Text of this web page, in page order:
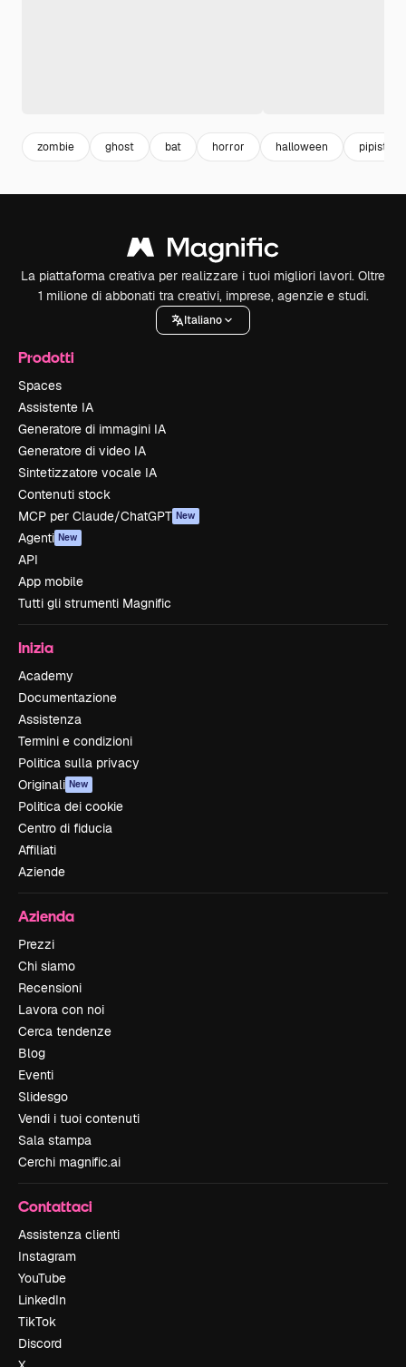
zombie ghost bat horror halloween
La piattaforma creativa per realizzare i tuoi migliori lavori. Oltre
1 milione di abbonati tra creativi, imprese, agenzie e studi.
Italiano
Prodotti
Spaces
Assistente IA
Generatore di immagini IA
Generatore di video IA
Sintetizzatore vocale IA
Contenuti stock
MCP per Claude/ChatGPT New
Agenti New
API
App mobile
Tutti gli strumenti Magnific
Inizia
Academy
Documentazione
Assistenza
Termini e condizioni
Politica sulla privacy
Originali New
Politica dei cookie
Centro di fiducia
Affiliati
Aziende
Azienda
Prezzi
Chi siamo
Recensioni
Lavora con noi
Cerca tendenze
Blog
Eventi
Slidesgo
Vendi i tuoi contenuti
Sala stampa
Cerchi magnific.ai
Contattaci
Assistenza clienti
Instagram
YouTube
LinkedIn
TikTok
Discord